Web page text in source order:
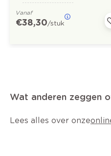
Vanaf
€ 38,30/stuk
Wat anderen zeggen
Lees alles over onze